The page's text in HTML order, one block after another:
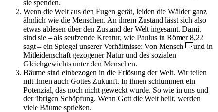
sie spenden.
Wenn die Welt aus den Fugen gerät, leiden die Wälder ganz
ähnlich wie die Menschen. An ihrem Zustand lässt sich also
etwas ablesen über den Zustand der Welt ingesamt. Damit
sind sie – als seufzende Kreatur, wie Paulus in Römer 8,22
sagt – ein Spiegel unserer Verhältnisse: Von Mensch und in
Mitleidenschaft gezogener Natur und des sozialen
Gleichgewichts unter den Menschen.
Bäume sind einbezogen in die Erlösung der Welt. Wir teilen
mit ihnen auch Gottes Zukunft. In ihnen schlummert ein
Potenzial, das noch nicht geweckt wurde. So wie in uns und
der übrigen Schöpfung. Wenn Gott die Welt heilt, werden
viele Bäume sprießen.